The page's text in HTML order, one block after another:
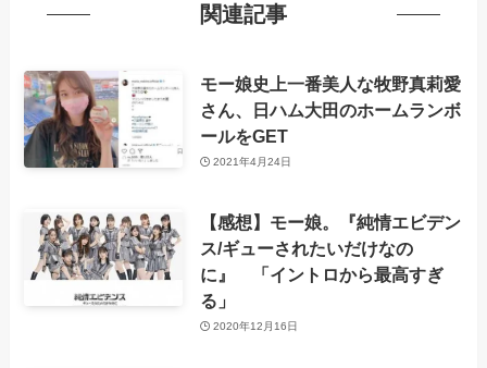
関連記事
モー娘史上一番美人な牧野真莉愛
さん、日ハム大田のホームランボ
ールをGET
2021年4月24日
【感想】モー娘。『純情エビデン
ス/ギューされたいだけなの
に』 「イントロから最高すぎ
る」
2020年12月16日